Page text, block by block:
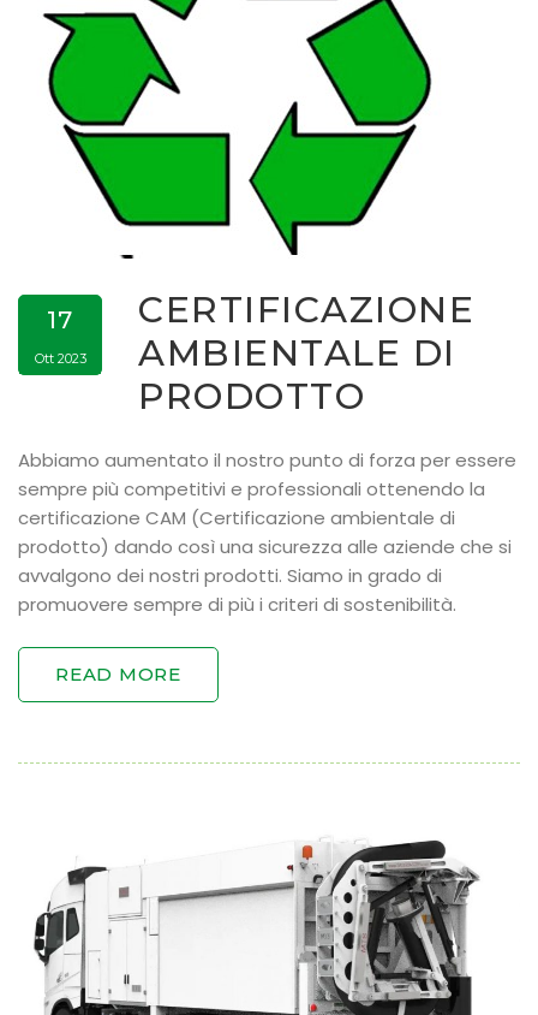
17
Ott 2023
CERTIFICAZIONE
AMBIENTALE DI
PRODOTTO
Abbiamo aumentato il nostro punto di forza per essere
sempre più competitivi e professionali ottenendo la
certificazione CAM (Certificazione ambientale di
prodotto) dando così una sicurezza alle aziende che si
avvalgono dei nostri prodotti. Siamo in grado di
promuovere sempre di più i criteri di sostenibilità.
READ MORE